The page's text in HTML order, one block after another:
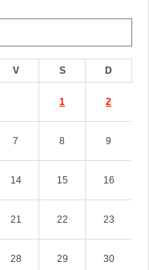
V S D
1 2
7 8 9
14 15 16
21 22 23
28 29 30